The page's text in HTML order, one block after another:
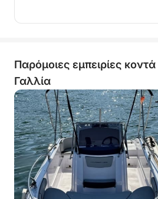
Παρόμοιες εμπειρίες
Γαλλία